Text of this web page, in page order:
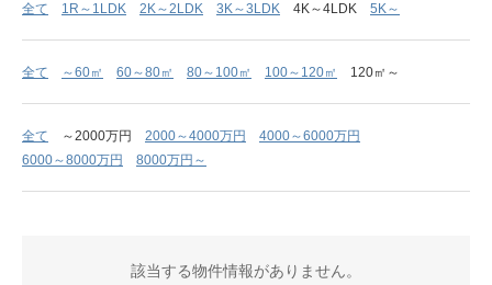
全て 1R～1LDK 2K～2LDK 3K～3LDK 4K～4LDK 5K～
全て ～60㎡ 60～80㎡ 80～100㎡ 100～120㎡ 120㎡～
全て ～2000万円 2000～4000万円
4000～6000万円
6000～8000万円
8000万円～
該当する物件情報がありません。